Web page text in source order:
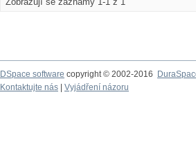
DSpace software copyright © 2002-2016
Kontaktujte nás
Vyjádření názoru